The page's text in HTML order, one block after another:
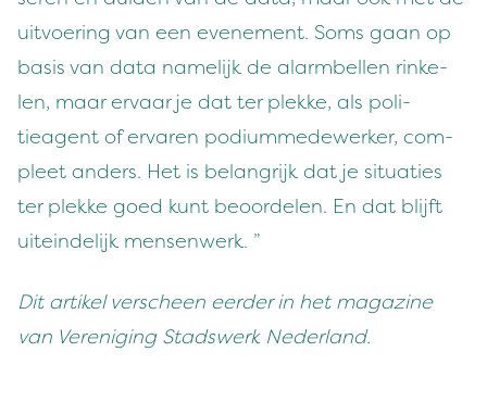
uitvo­er­ing van een even­e­ment. Soms gaan op
basis van data namelijk de alarm­bellen rinke­
len, maar ervaar je dat ter plekke, als poli­
tieagent of ervaren podi­ummedew­erk­er, com­
pleet anders. Het is belan­grijk dat je sit­u­aties
ter plekke goed kunt beo­orde­len. En dat bli­jft
uitein­delijk mensenwerk. ”
Dit artikel ver­scheen eerder in het mag­a­zine
van Verenig­ing Stadswerk Nederland.